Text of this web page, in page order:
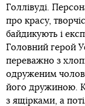
Голлівуді.
про красу,
байдикують і
Головний герой
переважно з
одруженим
його дружиною.
з ящірками, а